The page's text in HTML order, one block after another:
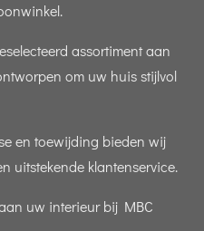
assortiment aan
om uw huis stijlvol
en toewijding bieden wij
uitstekende klantenservice.
uw interieur bij MBC